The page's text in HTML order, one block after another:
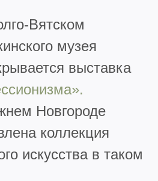
Вятском
музея
выставка
Новгороде
коллекция
искусства в таком